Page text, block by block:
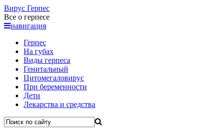
Вирус Герпес
Все о герпесе
навигация
Герпес
На губах
Виды герпеса
Генитальный
Цитомегаловирус
При беременности
Дети
Лекарства и средства